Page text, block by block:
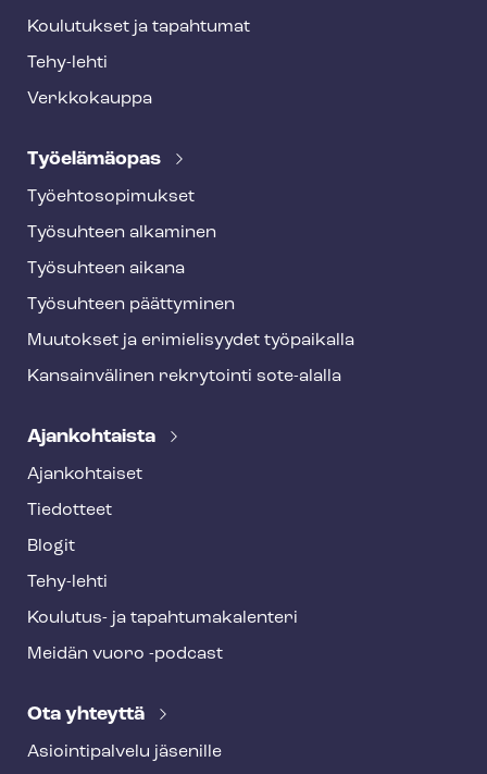
Koulutukset ja tapahtumat
Tehy-lehti
Verkkokauppa
Työelämäopas
Työ­eh­to­so­pi­muk­set
Työsuhteen alkaminen
Työsuhteen aikana
Työsuhteen päättyminen
Muutokset ja erimielisyydet työpaikalla
Kansainvälinen rekrytointi sote-alalla
Ajankohtaista
Ajankohtaiset
Tiedotteet
Blogit
Tehy-lehti
Koulutus- ja ta­pah­tu­ma­ka­len­te­ri
Meidän vuoro -podcast
Ota yhteyttä
Asioin­ti­pal­ve­lu jäsenille